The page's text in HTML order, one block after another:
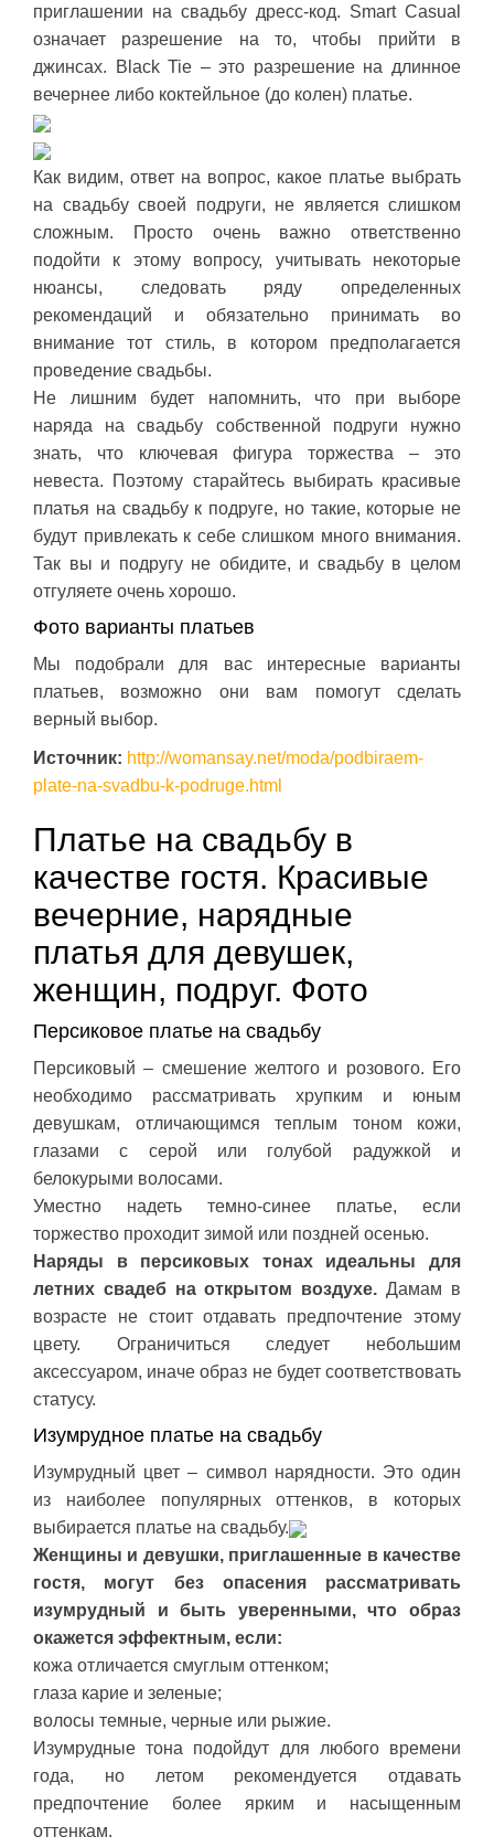
приглашении на свадьбу дресс-код. Smart Casual
означает разрешение на то, чтобы прийти в
джинсах. Black Tie – это разрешение на длинное
вечернее либо коктейльное (до колен) платье.
Как видим, ответ на вопрос, какое платье выбрать
на свадьбу своей подруги, не является слишком
сложным. Просто очень важно ответственно
подойти к этому вопросу, учитывать некоторые
нюансы, следовать ряду определенных
рекомендаций и обязательно принимать во
внимание тот стиль, в котором предполагается
проведение свадьбы.
Не лишним будет напомнить, что при выборе
наряда на свадьбу собственной подруги нужно
знать, что ключевая фигура торжества – это
невеста. Поэтому старайтесь выбирать красивые
платья на свадьбу к подруге, но такие, которые не
будут привлекать к себе слишком много внимания.
Так вы и подругу не обидите, и свадьбу в целом
отгуляете очень хорошо.
Фото варианты платьев
Мы подобрали для вас интересные варианты
платьев, возможно они вам помогут сделать
верный выбор.
Источник: http://womansay.net/moda/podbiraem-
plate-na-svadbu-k-podruge.html
Платье на свадьбу в
качестве гостя. Красивые
вечерние, нарядные
платья для девушек,
женщин, подруг. Фото
Персиковое платье на свадьбу
Персиковый – смешение желтого и розового. Его
необходимо рассматривать хрупким и юным
девушкам, отличающимся теплым тоном кожи,
глазами с серой или голубой радужкой и
белокурыми волосами.
Уместно надеть темно-синее платье, если
торжество проходит зимой или поздней осенью.
Наряды в персиковых тонах идеальны для
летних свадеб на открытом воздухе. Дамам в
возрасте не стоит отдавать предпочтение этому
цвету. Ограничиться следует небольшим
аксессуаром, иначе образ не будет соответствовать
статусу.
Изумрудное платье на свадьбу
Изумрудный цвет – символ нарядности. Это один
из наиболее популярных оттенков, в которых
выбирается платье на свадьбу.
Женщины и девушки, приглашенные в качестве
гостя, могут без опасения рассматривать
изумрудный и быть уверенными, что образ
окажется эффектным, если:
кожа отличается смуглым оттенком;
глаза карие и зеленые;
волосы темные, черные или рыжие.
Изумрудные тона подойдут для любого времени
года, но летом рекомендуется отдавать
предпочтение более ярким и насыщенным
оттенкам.